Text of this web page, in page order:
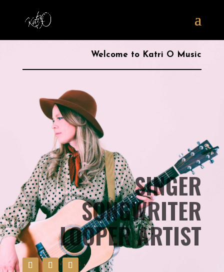
Welcome to Katri O Music
SINGER
SONGWRITER
LOOPER ARTIST